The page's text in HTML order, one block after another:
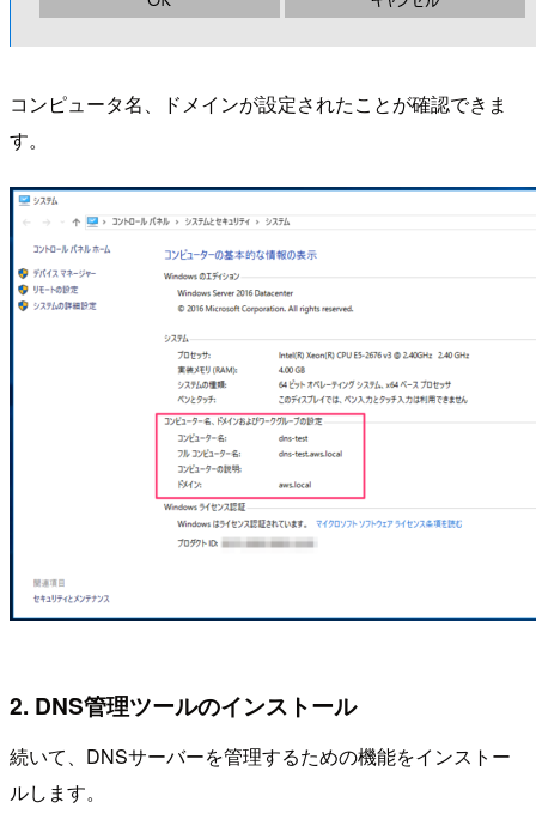
コンピュータ名、ドメインが設定されたことが確認できま
す。
2. DNS管理ツールのインストール
続いて、DNSサーバーを管理するための機能をインストー
ルします。